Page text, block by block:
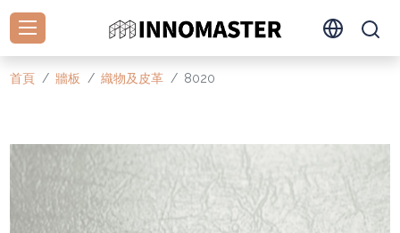
首頁 牆板 織物及皮革 8020